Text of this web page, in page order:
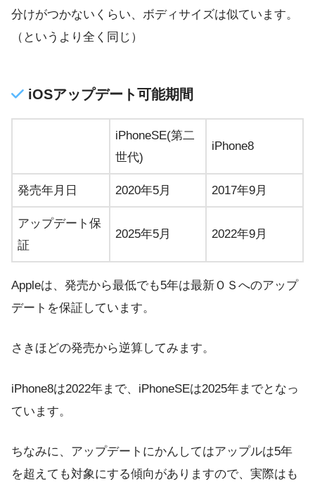
分けがつかないくらい、ボディサイズは似ています。
（というより全く同じ）
iOSアップデート可能期間
iPhoneSE(第二
世代)
iPhone8
発売年月日 2020年5月 2017年9月
アップデート保
証
2025年5月 2022年9月
Appleは、発売から最低でも5年は最新ＯＳへのアップ
デートを保証しています。
さきほどの発売から逆算してみます。
iPhone8は2022年まで、iPhoneSEは2025年までとなっ
ています。
ちなみに、アップデートにかんしてはアップルは5年
を超えても対象にする傾向がありますので、実際はも